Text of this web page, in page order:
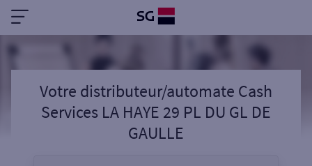
Votre distributeur/automate Cash
Services LA HAYE 29 PL DU GL DE
GAULLE